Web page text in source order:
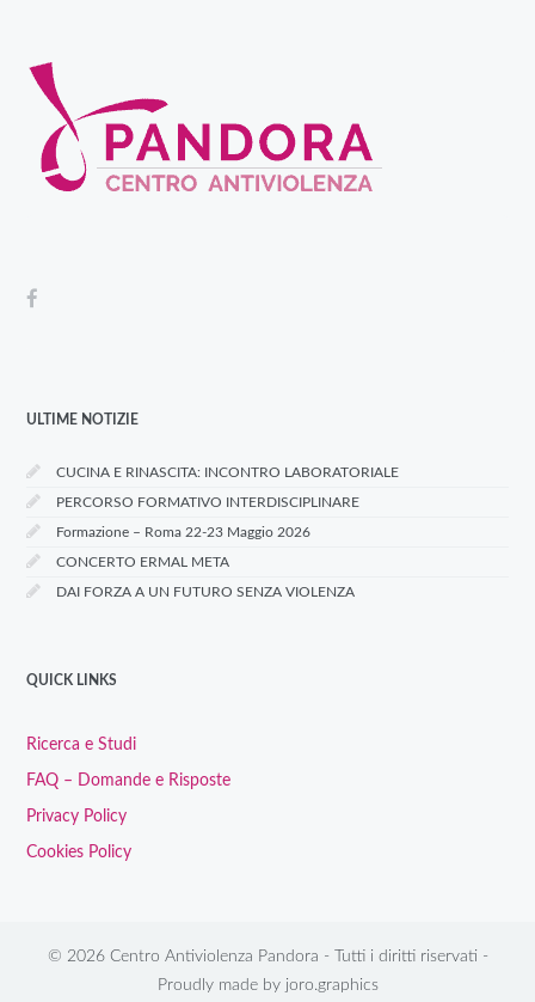
ULTIME NOTIZIE
CUCINA E RINASCITA: INCONTRO LABORATORIALE
PERCORSO FORMATIVO INTERDISCIPLINARE
Formazione – Roma 22-23 Maggio 2026
CONCERTO ERMAL META
DAI FORZA A UN FUTURO SENZA VIOLENZA
QUICK LINKS
Ricerca e Studi
FAQ – Domande e Risposte
Privacy Policy
Cookies Policy
© 2026 Centro Antiviolenza Pandora - Tutti i diritti riservati -
Proudly made by joro.graphics